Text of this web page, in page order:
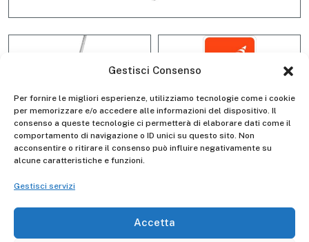
Gestisci Consenso
Per fornire le migliori esperienze, utilizziamo tecnologie come i cookie
per memorizzare e/o accedere alle informazioni del dispositivo. Il
consenso a queste tecnologie ci permetterà di elaborare dati come il
comportamento di navigazione o ID unici su questo sito. Non
acconsentire o ritirare il consenso può influire negativamente su
alcune caratteristiche e funzioni.
Gestisci servizi
Accetta
Corrimano salita D4020